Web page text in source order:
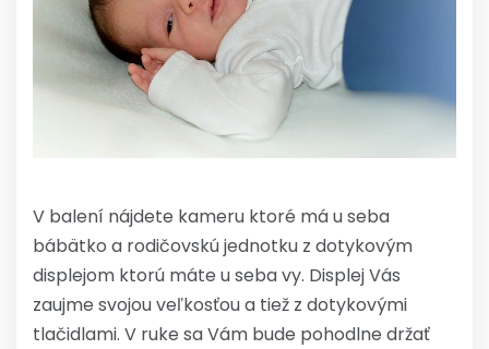
V balení nájdete kameru ktoré má u seba
bábätko a rodičovskú jednotku z dotykovým
displejom ktorú máte u seba vy. Displej Vás
zaujme svojou veľkosťou a tiež z dotykovými
tlačidlami. V ruke sa Vám bude pohodlne držať